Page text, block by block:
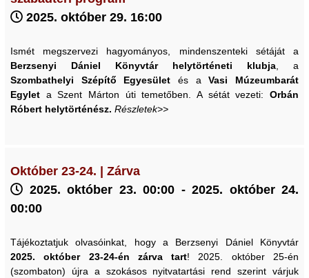
2025. október 29. 16:00
Ismét megszervezi hagyományos, mindenszenteki sétáját a
Berzsenyi Dániel Könyvtár helytörténeti klubja , a
Szombathelyi Szépítő Egyesület és aVasi Múzeumbarát
Egylet a Szent Márton úti temetőben. A sétát vezeti:Orbán
Róbert helytörténész. Részletek>>
Október 23-24. | Zárva
2025. október 23. 00:00 - 2025. október 24.
00:00
Tájékoztatjuk olvasóinkat, hogy a Berzsenyi Dániel Könyvtár
2025. október 23-24-én zárva tart! 2025. október 25-én
(szombaton) újra a szokásos nyitvatartási rend szerint várjuk